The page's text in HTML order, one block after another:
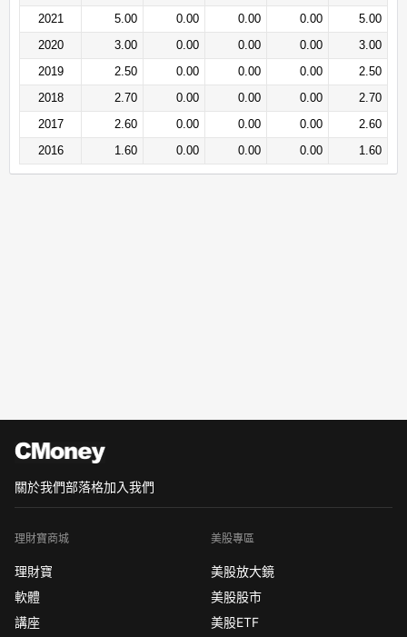
2021
5.00 0.00 0.00 0.00
5.00
2020
3.00 0.00 0.00 0.00
3.00
2019
2.50 0.00 0.00 0.00
2.50
2018
2.70 0.00 0.00 0.00
2.70
2017
2.60 0.00 0.00 0.00
2.60
2016
1.60 0.00 0.00 0.00 1.60
關於我們部落格加入我們
理財寶商城
理財寶
軟體
講座
美股專區
美股放大鏡
美股股市
美股ETF